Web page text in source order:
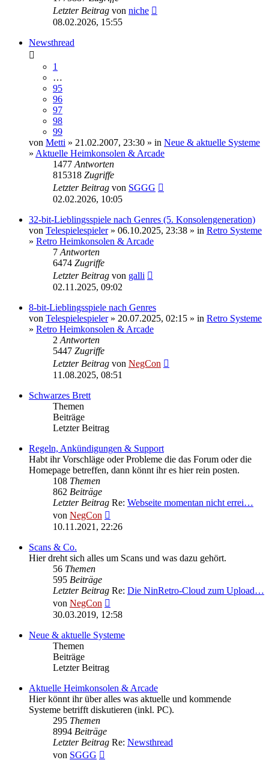
Letzter Beitrag von niche
08.02.2026, 15:55
Newsthread
1
…
95
96
97
98
99
von Metti » 21.02.2007, 23:30 » in Neue & aktuelle Systeme
» Aktuelle Heimkonsolen & Arcade
1477 Antworten
815318 Zugriffe
Letzter Beitrag von SGGG
02.02.2026, 10:05
32-bit-Lieblingsspiele nach Genres (5. Konsolengeneration)
von Telespielespieler» 06.10.2025, 23:38 » in Retro Systeme
» Retro Heimkonsolen & Arcade
7 Antworten
6474 Zugriffe
Letzter Beitrag von galli
02.11.2025, 09:02
8-bit-Lieblingsspiele nach Genres
von Telespielespieler» 20.07.2025, 02:15 » in Retro Systeme
» Retro Heimkonsolen & Arcade
2 Antworten
5447 Zugriffe
Letzter Beitrag von NegCon
11.08.2025, 08:51
Schwarzes Brett
Themen
Beiträge
Letzter Beitrag
Regeln, Ankündigungen & Support
Habt ihr Vorschläge oder Probleme die das Forum oder die
Homepage betreffen, dann könnt ihr es hier rein posten.
108 Themen
862 Beiträge
Letzter Beitrag Re: Webseite momentan nicht errei…
von NegCon
Beitrag
10.11.2021, 22:26
Scans & Co.
Hier dreht sich alles um Scans und was dazu gehört.
56 Themen
595 Beiträge
Letzter Beitrag Re: Die NinRetro-Cloud zum Upload…
von NegCon
Beitrag
30.03.2019, 12:58
Neue & aktuelle Systeme
Themen
Beiträge
Letzter Beitrag
Aktuelle Heimkonsolen & Arcade
Hier könnt ihr über alles was aktuelle und kommende
Systeme betrifft diskutieren (inkl. PC).
295 Themen
8994 Beiträge
Letzter Beitrag Re: Newsthread
von SGGG